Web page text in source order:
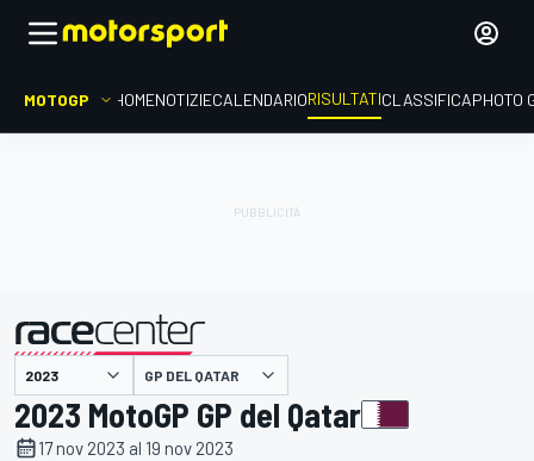
MOTOGP HOMENOTIZIECALENDARIORISULTATICLASSIFICAPHOTO
presentato da GP DEL QATAR
2023 MotoGP GP del Qatar
17 nov 2023 al 19 nov 2023